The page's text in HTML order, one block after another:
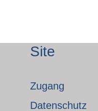
Site
Zugang
Datenschutz